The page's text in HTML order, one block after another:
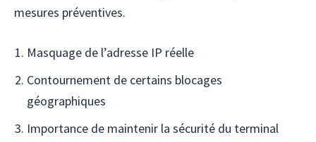
mesures préventives.
Masquage de l’adresse IP réelle
Contournement de certains blocages
géographiques
Importance de maintenir la sécurité du terminal